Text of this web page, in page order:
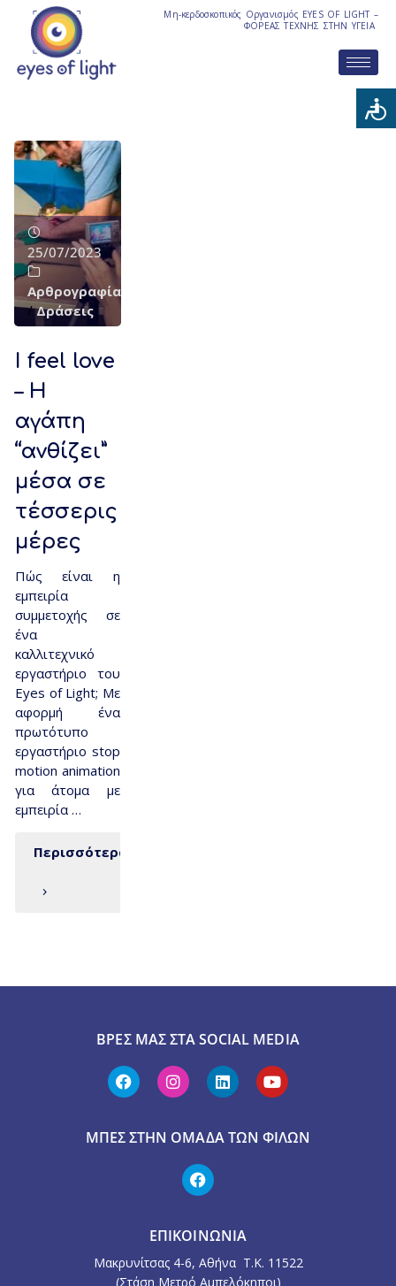
Μη-κερδοσκοπικός Οργανισμός EYES OF LIGHT –
ΦΟΡΕΑΣ ΤΕΧΝΗΣ ΣΤΗΝ ΥΓΕΙΑ
25/07/2023
Αρθρογραφία
/ Δράσεις
I feel love
– Η
αγάπη
“ανθίζει”
μέσα σε
τέσσερις
μέρες
Πώς είναι η
εμπειρία
συμμετοχής σε
ένα
καλλιτεχνικό
εργαστήριο του
Eyes of Light; Με
αφορμή ένα
πρωτότυπο
εργαστήριο stop
motion animation
για άτομα με
εμπειρία …
Περισσότερα
ΒΡΕΣ ΜΑΣ ΣΤΑ SOCIAL MEDIA
ΜΠΕΣ ΣΤΗΝ ΟΜΆΔΑ ΤΩΝ ΦΊΛΩΝ
ΕΠΙΚΟΙΝΩΝΙΑ
Μακρυνίτσας 4-6, Αθήνα Τ.Κ. 11522
(Στάση Μετρό Αμπελόκηποι)